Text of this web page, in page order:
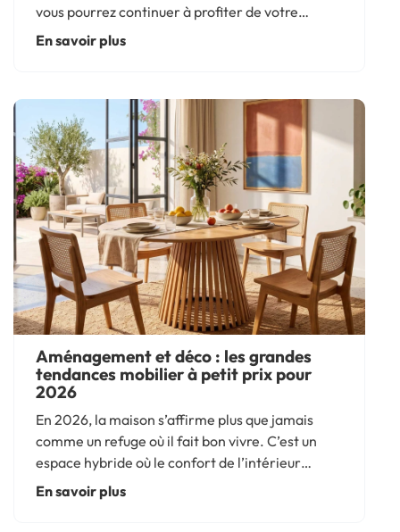
vous pourrez continuer à profiter de votre
espace extérieur pendant de longues semaines.
Le secret pour prolonger ces moments de
En savoir plus
Aménagement et déco : les grandes
tendances mobilier à petit prix pour
2026
En 2026, la maison s’affirme plus que jamais
comme un refuge où il fait bon vivre. C’est un
espace hybride où le confort de l’intérieur
rencontre enfin la liberté de l’outdoor. Cette
année, les tendances font la part belle aux lignes
En savoir plus